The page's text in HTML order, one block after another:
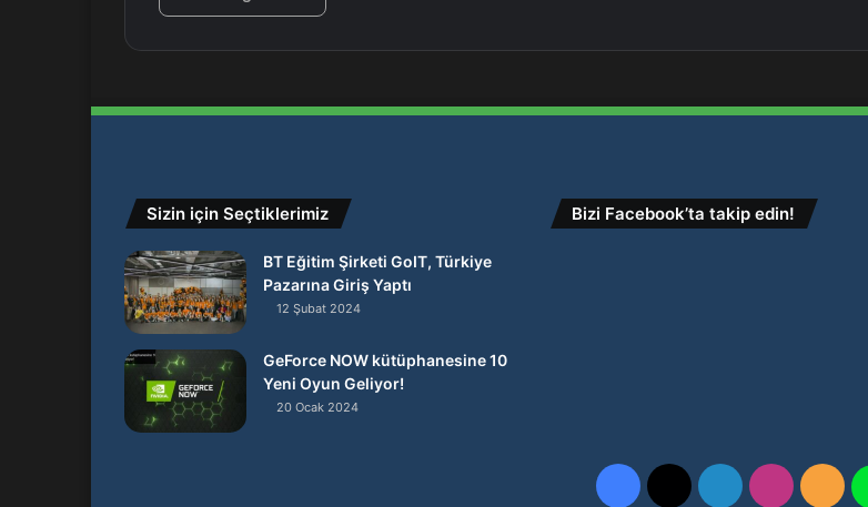
Sizin için Seçtiklerimiz
BT Eğitim Şirketi GoIT, Türkiye
Pazarına Giriş Yaptı
12 Şubat 2024
GeForce NOW kütüphanesine 10
Yeni Oyun Geliyor!
20 Ocak 2024
Bizi Facebook’ta takip edin!
Facebook
X LinkedInInstagram
RSS